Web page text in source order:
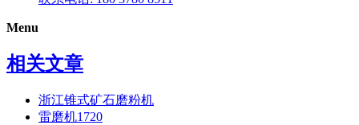
Menu
相关文章
浙江锥式矿石磨粉机
雷磨机1720